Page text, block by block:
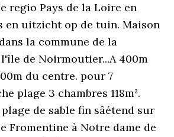
regio Pays de la Loire en
en uitzicht op de tuin. Maison
la commune de la
de Noirmoutier...A 400m
du centre. pour 7
plage 3 chambres 118m².
de sable fin sâétend sur
Fromentine à Notre dame de